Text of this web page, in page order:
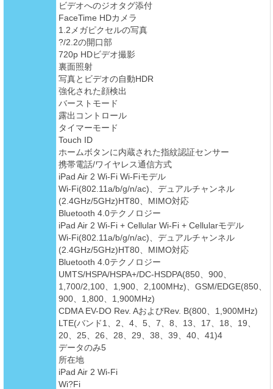
ビデオへのジオタグ添付
FaceTime HDカメラ
1.2メガピクセルの写真
?/2.2の開口部
720p HDビデオ撮影
裏面照射
写真とビデオの自動HDR
強化された顔検出
バーストモード
露出コントロール
タイマーモード
Touch ID
ホームボタンに内蔵された指紋認証センサー
携帯電話/ワイヤレス通信方式
iPad Air 2 Wi-Fi Wi-Fiモデル
Wi-Fi(802.11a/b/g/n/ac)、デュアルチャンネル
(2.4GHz/5GHz)HT80、MIMO対応
Bluetooth 4.0テクノロジー
iPad Air 2 Wi-Fi + Cellular Wi-Fi + Cellularモデル
Wi-Fi(802.11a/b/g/n/ac)、デュアルチャンネル
(2.4GHz/5GHz)HT80、MIMO対応
Bluetooth 4.0テクノロジー
UMTS/HSPA/HSPA+/DC-HSDPA(850、900、
1,700/2,100、1,900、2,100MHz)、GSM/EDGE(850、
900、1,800、1,900MHz)
CDMA EV-DO Rev. AおよびRev. B(800、1,900MHz)
LTE(バンド1、2、4、5、7、8、13、17、18、19、
20、25、26、28、29、38、39、40、41)4
データのみ5
所在地
iPad Air 2 Wi-Fi
Wi?Fi